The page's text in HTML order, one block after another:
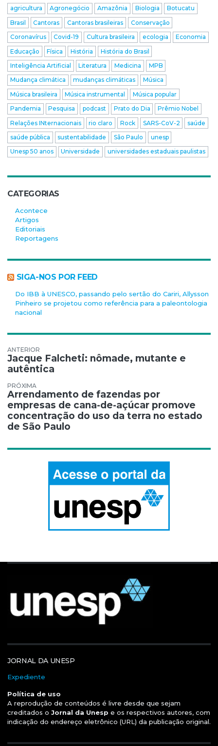
agricultura Agronegócio Amazônia Biologia
Botucatu
Brasil
Cantoras Cantoras brasileiras
Conservação
Coronavírus
Covid-19 Cultura brasileira ecologia
Economia
Educação
Física História
História do Brasil
Inteligência Artificial
Literatura Medicina
MPB
Mudança climática
mudanças climáticas
Música
Música brasileira
Música instrumental
Música popular
Pandemia
Pesquisa podcast Prato do Dia
Prêmio Nobel
Relações INternacionais
rio claro Rock SARS-CoV-2
saúde
saúde pública
sustentabilidade São Paulo
unesp
Unesp 50 anos
Universidade universidades estaduais paulistas
CATEGORIAS
Acontece
Artigos
Editoriais
Reportagens
SIGA-NOS POR FEED
Do IBB à UNESCO, passando pelo sertão do Cariri, Allysson
Pinheiro se projetou como referência para a paleontologia
nacional
Navegação de Post
Jacque Falcheti: nômade, mutante e
autêntica
Arrendamento de fazendas por
empresas de cana-de-açúcar promove
concentração do uso da terra no estado
de São Paulo
JORNAL DA UNESP
Expediente
Política de uso
A reprodução de conteúdos é livre desde que sejam
creditados o Jornal da Unesp e os respectivos autores, com
indicação do endereço eletrônico (URL) da publicação original.